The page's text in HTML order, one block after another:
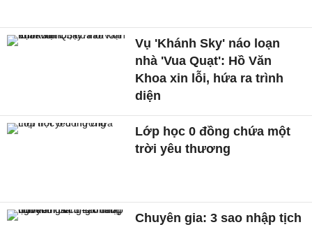
Vụ 'Khánh Sky' náo loạn
nhà 'Vua Quạt': Hồ Văn
Khoa xin lỗi, hứa ra trình
diện
Lớp học 0 đồng chứa một
trời yêu thương
Chuyên gia: 3 sao nhập tịch